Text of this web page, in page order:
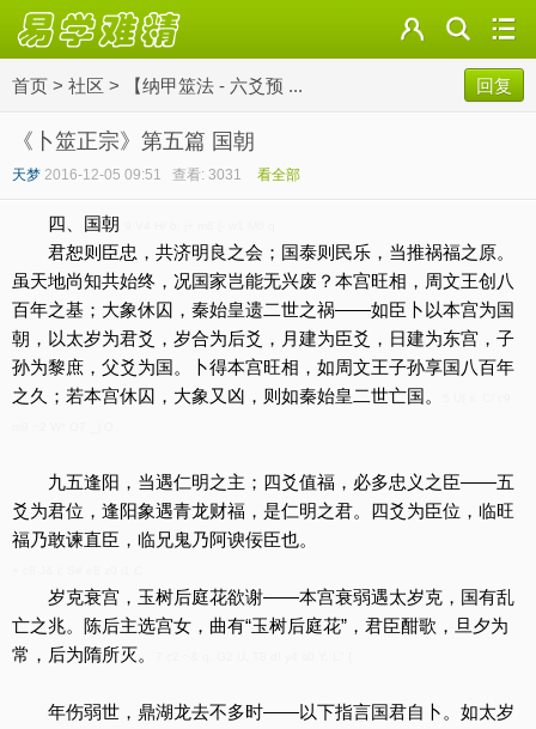
首页 > 社区 > 【纳甲筮法 - 六爻预 ... 回复
《卜筮正宗》第五篇 国朝
天梦 2016-12-05 09:51 查看: 3031 看全部
四、国朝
君恕则臣忠，共济明良之会；国泰则民乐，当推祸福之原。
虽天地尚知共始终，况国家岂能无兴废？本宫旺相，周文王创八
百年之基；大象休囚，秦始皇遗二世之祸——如臣卜以本宫为国
朝，以太岁为君爻，岁合为后爻，月建为臣爻，日建为东宫，子
孙为黎庶，父爻为国。卜得本宫旺相，如周文王子孙享国八百年
之久；若本宫休囚，大象又凶，则如秦始皇二世亡国。
九五逢阳，当遇仁明之主；四爻值福，必多忠义之臣——五
爻为君位，逢阳象遇青龙财福，是仁明之君。四爻为臣位，临旺
福乃敢谏直臣，临兄鬼乃阿谀佞臣也。
岁克衰宫，玉树后庭花欲谢——本宫衰弱遇太岁克，国有乱
亡之兆。陈后主选宫女，曲有“玉树后庭花”，君臣酣歌，旦夕为
常，后为隋所灭。
年伤弱世，鼎湖龙去不多时——以下指言国君自卜。如太岁